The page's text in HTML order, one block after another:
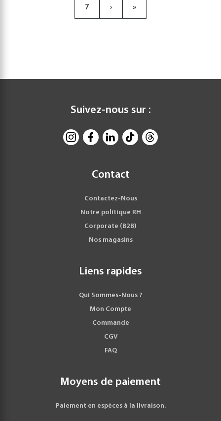
7 › »
Suivez-nous sur :
Contact
Contactez-Nous
Notre politique RH
Corporate (B2B)
Nos magasins
Liens rapides
Qui Sommes-Nous ?
Mon Compte
Commande
CGV
FAQ
Moyens de paiement
Paiement en espèces à la livraison.